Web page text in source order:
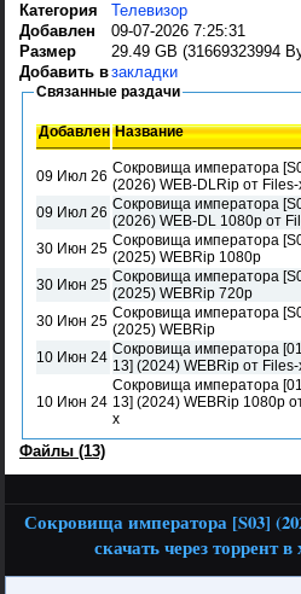
Категория
Телевизор
Добавлен
09-07-2026 7:25:31
Размер
29.49 GB (31669323994
Добавить взакладки
Связанные раздачи
Добавлен Название
09 Июл 26 Сокровища императора [S03]
(2026) WEB-DLRip от
09 Июл 26 Сокровища императора [S03]
(2026)
30 Июн 25 Сокровища императора
(2025) WEBRip 1080p
30 Июн 25 Сокровища императора
(2025) WEBRip 720p
30 Июн 25 Сокровища императора
(2025) WEBRip
10 Июн 24 Сокровища императора
13] (2024) WEBRip от Files-
10 Июн 24
Сокровища императора [01-
13] (2024) WEBRip 1080p
x
Файлы (13)
Сокровища императора [S03]
скачать через торрент